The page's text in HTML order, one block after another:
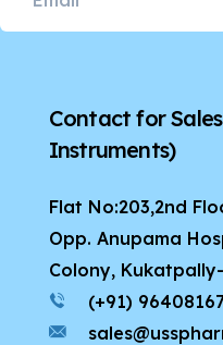
Contact for
Instruments)
Flat No:203,2nd
Opp. Anupama
Colony,
(+91)